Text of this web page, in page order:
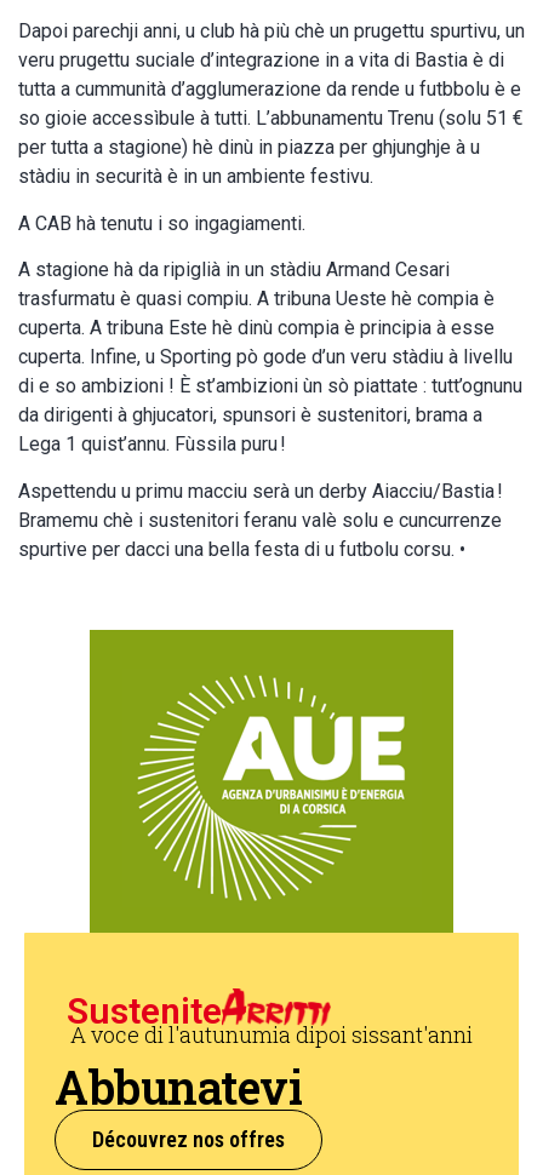
Dapoi parechji anni, u club hà più chè un prugettu spurtivu, un
veru prugettu suciale d’integrazione in a vita di Bastia è di
tutta a cummunità d’agglumerazione da rende u futbbolu è e
so gioie accessìbule à tutti. L’abbunamentu Trenu (solu 51 €
per tutta a stagione) hè dinù in piazza per ghjunghje à u
stàdiu in securità è in un ambiente festivu.
A CAB hà tenutu i so ingagiamenti.
A stagione hà da ripiglià in un stàdiu Armand Cesari
trasfurmatu è quasi compiu. A tribuna Ueste hè compia è
cuperta. A tribuna Este hè dinù compia è principia à esse
cuperta. Infine, u Sporting pò gode d’un veru stàdiu à livellu
di e so ambizioni ! È st’ambizioni ùn sò piattate : tutt’ognunu
da dirigenti à ghjucatori, spunsori è sustenitori, brama a
Lega 1 quist’annu. Fùssila puru !
Aspettendu u primu macciu serà un derby Aiacciu/Bastia !
Bramemu chè i sustenitori feranu valè solu e cuncurrenze
spurtive per dacci una bella festa di u futbolu corsu. •
Sustenite
A voce di l'autunumia dipoi sissant'anni
Abbunatevi
Découvrez nos offres